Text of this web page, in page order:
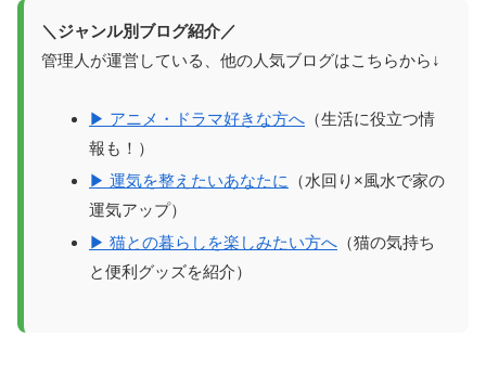
＼ジャンル別ブログ紹介／
管理人が運営している、他の人気ブログはこちらから↓
▶ アニメ・ドラマ好きな方へ （生活に役立つ情
報も！）
▶ 運気を整えたいあなたに
（水回り×風水で家の
運気アップ）
▶ 猫との暮らしを楽しみたい方へ （猫の気持ち
と便利グッズを紹介）